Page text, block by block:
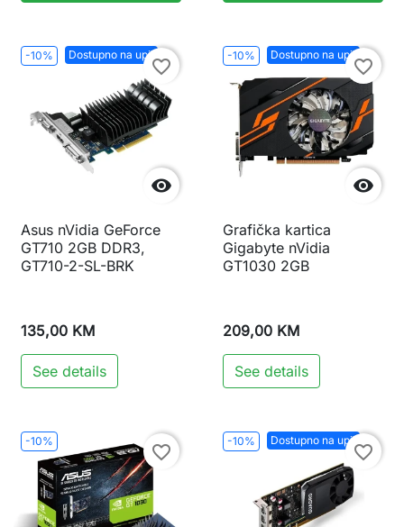
-10% Dostupno na upit

favorite_border
Asus nVidia GeForce
GT710 2GB DDR3,
GT710-2-SL-BRK
135,00 KM
See details
-10% Dostupno na upit

favorite_border
Grafička kartica
Gigabyte nVidia
GT1030 2GB
209,00 KM
See details
-10%
favorite_border
-10% Dostupno na upit
favorite_border